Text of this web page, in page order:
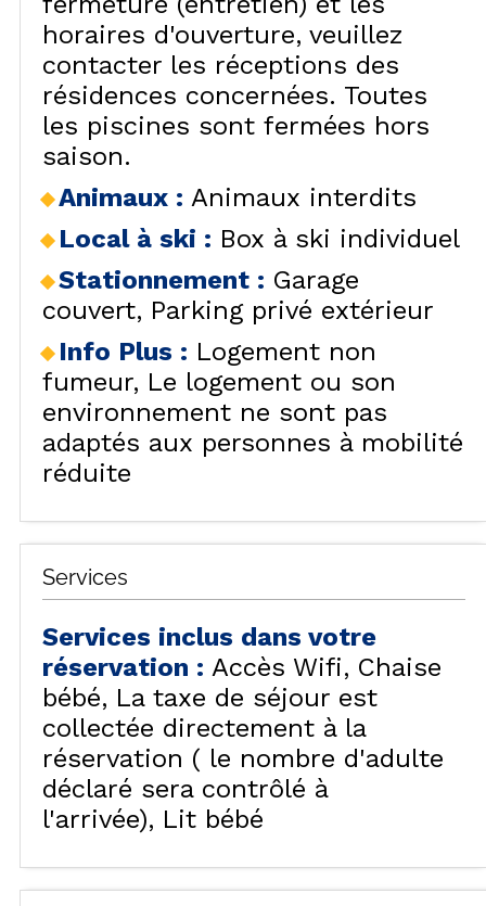
horaires d'ouverture, veuillez
contacter les réceptions des
résidences concernées. Toutes
les piscines sont fermées hors
saison.
Animaux : Animaux interdits
Local à ski : Box à ski individuel
Stationnement : Garage
couvert Parking privé extérieur
Info Plus : Logement non
fumeur Le logement ou son
environnement ne sont pas
adaptés aux personnes à mobilité
réduite
Services
Services inclus dans votre
réservation : Accès Wifi
Chaise
bébé
La taxe de séjour est
collectée directement à la
réservation ( le nombre d'adulte
déclaré sera contrôlé à
l'arrivée)
Lit bébé